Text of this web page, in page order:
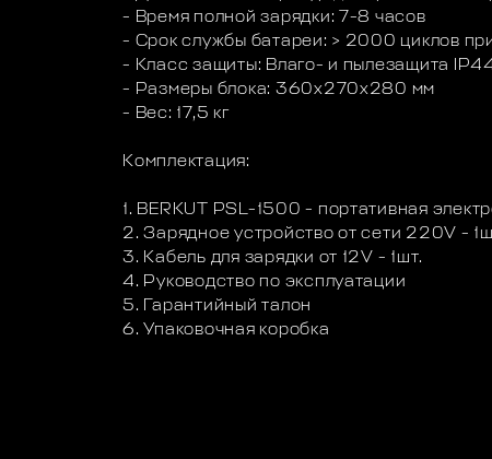
- Время полной зарядки: 7-8 часов
- Cрок службы батареи: > 2000 циклов
- Класс защиты: Влаго- и пылезащита
- Размеры блока: 360x270x280 мм
- Вес: 17,5 кг
Комплектация:
1. BERKUT PSL-1500 - портативная
2. Зарядное устройство от сети 220V -
3. Кабель для зарядки от 12V - 1шт.
4. Руководство по эксплуатации
5. Гарантийный талон
6. Упаковочная коробка